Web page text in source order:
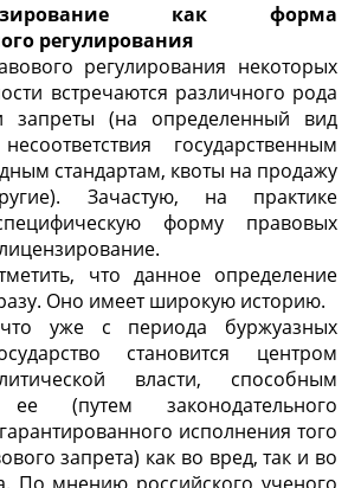
как форма
регулирования
регулирования некоторых
встречаются различного рода
запреты (на определенный вид
государственным
стандартам, квоты на продажу
Зачастую, на практике
форму правовых
что данное определение
Оно имеет широкую историю.
уже с периода буржуазных
становится центром
власти, способным
ее (путем законодательного
исполнения того
запрета) как во вред, так и во